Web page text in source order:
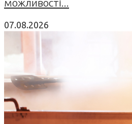
07.08.2026